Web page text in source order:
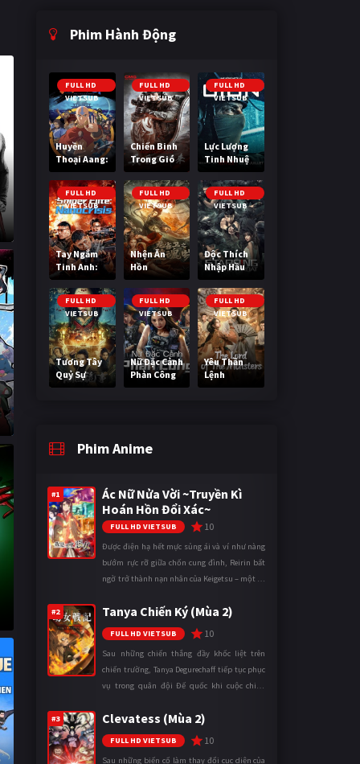
Phim Hành Động
FULL HD
VIETSUB
Huyền
Thoại Aang:
Tiết Khí Sư
Cuối Cùng
FULL HD
VIETSUB
Chiến Binh
Trong Gió
FULL HD
VIETSUB
Lực Lượng
Tinh Nhuệ
FULL HD
VIETSUB
Tay Ngắm
Tinh Anh:
Nguy Cơ
Nano
FULL HD
VIETSUB
Nhện Ăn
Hồn
FULL HD
VIETSUB
Độc Thích
Nhập Hầu
FULL HD
VIETSUB
Tương Tây
Quỷ Sự
FULL HD
VIETSUB
Nữ Đặc Cảnh
Phản Công
FULL HD
VIETSUB
Yêu Thần
Lệnh
Phim Anime
#1
Ác Nữ Nửa Vời ~Truyền Kì
Hoán Hồn Đổi Xác~
FULL HD VIETSUB 10
Được điện hạ hết mực sủng ái và ví như nàng
bướm rực rỡ giữa chốn cung đình, Reirin bất
ngờ trở thành nạn nhân của Keigetsu – một kẻ
thuật để hoán đổi th ...
#2 Tanya Chiến Ký (Mùa 2)
FULL HD VIETSUB 10
Sau những chiến thắng đầy khốc liệt trên
chiến trường, Tanya Degurechaff tiếp tục phục
vụ trong quân đội Đế quốc khi cuộc chiến
mặt trận. Dù sở hữu tài năn ...
#3 Clevatess (Mùa 2)
FULL HD VIETSUB 10
Sau những biến cố làm thay đổi cục diện của